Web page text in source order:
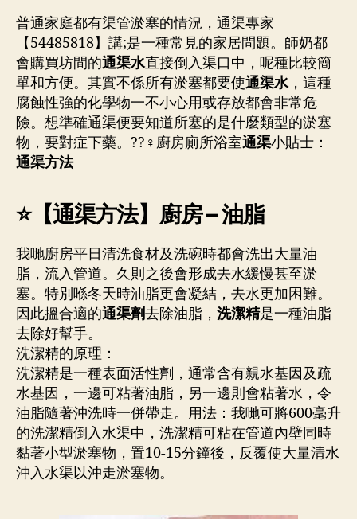
普通家庭都有渠管淤塞的情況，通渠專家
【54485818】講;是一種常見的家居問題。師奶都
會購買坊間的通渠水直接倒入渠口中，呢種比較簡
單和方便。其實不係所有淤塞都要使通渠水，這種
腐蝕性強的化學物一不小心用或存放都會非常危
險。想準確通渠便要知道所塞的是什麼類型的淤塞
物，要對症下藥。??‍♀️廚房廁所浴室通渠小貼士：
通渠方法
⭐【通渠方法】廚房 – 油脂
我哋廚房平日清洗食材及洗碗時都會洗出大量油
脂，流入管道。久則之後會形成去水緩慢甚至淤
塞。特別喺冬天時油脂更會凝結，去水更加困難。
因此搵合適的通渠劑去除油脂， 洗潔精是一種油脂
去除好幫手。
洗潔精的原理：
洗潔精是一種表面活性劑，通常含有親水基因及疏
水基因，一邊可粘著油脂，另一邊則會粘著水，令
油脂隨著沖洗時一併帶走。用法：我哋可將600毫升
的洗潔精倒入水渠中，洗潔精可粘在管道內壁同時
黏著小型淤塞物，置10-15分鐘後，反覆使大量清水
沖入水渠以沖走淤塞物。